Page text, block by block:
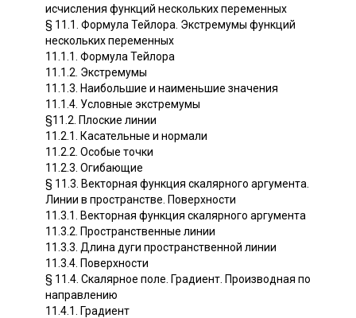
исчисления функций нескольких переменных
§ 11.1. Формула Тейлора. Экстремумы функций
нескольких переменных
11.1.1. Формула Тейлора
11.1.2. Экстремумы
11.1.3. Наибольшие и наименьшие значения
11.1.4. Условные экстремумы
§11.2. Плоские линии
11.2.1. Касательные и нормали
11.2.2. Особые точки
11.2.3. Огибающие
§ 11.3. Векторная функция скалярного аргумента.
Линии в пространстве. Поверхности
11.3.1. Векторная функция скалярного аргумента
11.3.2. Пространственные линии
11.3.3. Длина дуги пространственной линии
11.3.4. Поверхности
§ 11.4. Скалярное поле. Градиент. Производная по
направлению
11.4.1. Градиент